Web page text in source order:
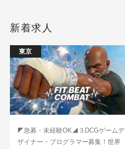
新着求人
東京
◤急募・未経験OK◢３DCGゲームデ
ザイナー・プログラマー募集！世界